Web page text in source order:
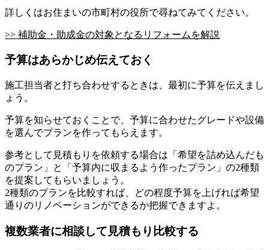
詳しくはお住まいの市町村の役所で尋ねてみてください。
>> 補助金・助成金の対象となるリフォームを解説
予算はあらかじめ伝えておく
施工担当者と打ち合わせするときは、最初に予算を伝えまし
ょう。
予算を知らせておくことで、予算に合わせたグレードや設備
を選んでプランを作ってもらえます。
参考として見積もりを依頼する場合は「希望を詰め込んだも
のプラン」と「予算内に収まるよう作ったプラン」の2種類
を提案してもらいましょう。
2種類のプランを比較すれば、どの程度予算を上げれば希望
通りのリノベーションができるか把握できますよ。
複数業者に相談して見積もり比較する